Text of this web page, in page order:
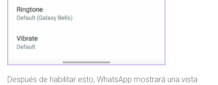
Después de habilitar esto, WhatsApp mostrará una vista